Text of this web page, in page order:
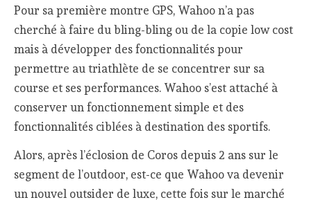
Pour sa première montre GPS, Wahoo n’a pas
cherché à faire du bling-bling ou de la copie low cost
mais à développer des fonctionnalités pour
permettre au triathlète de se concentrer sur sa
course et ses performances. Wahoo s’est attaché à
conserver un fonctionnement simple et des
fonctionnalités ciblées à destination des sportifs.
Alors, après l’éclosion de Coros depuis 2 ans sur le
segment de l’outdoor, est-ce que Wahoo va devenir
un nouvel outsider de luxe, cette fois sur le marché